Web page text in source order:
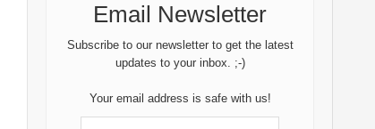
Email Newsletter
Subscribe to our newsletter to get the latest
updates to your inbox. ;-)
Your email address is safe with us!